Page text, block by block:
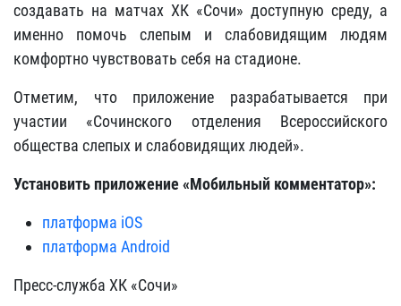
создавать на матчах ХК «Сочи» доступную среду, а
именно помочь слепым и слабовидящим людям
комфортно чувствовать себя на стадионе.
Отметим, что приложение разрабатывается при
участии «Сочинского отделения Всероссийского
общества слепых и слабовидящих людей».
Установить приложение «Мобильный комментатор»:
платформа iOS
платформа Android
Пресс-служба ХК «Сочи»